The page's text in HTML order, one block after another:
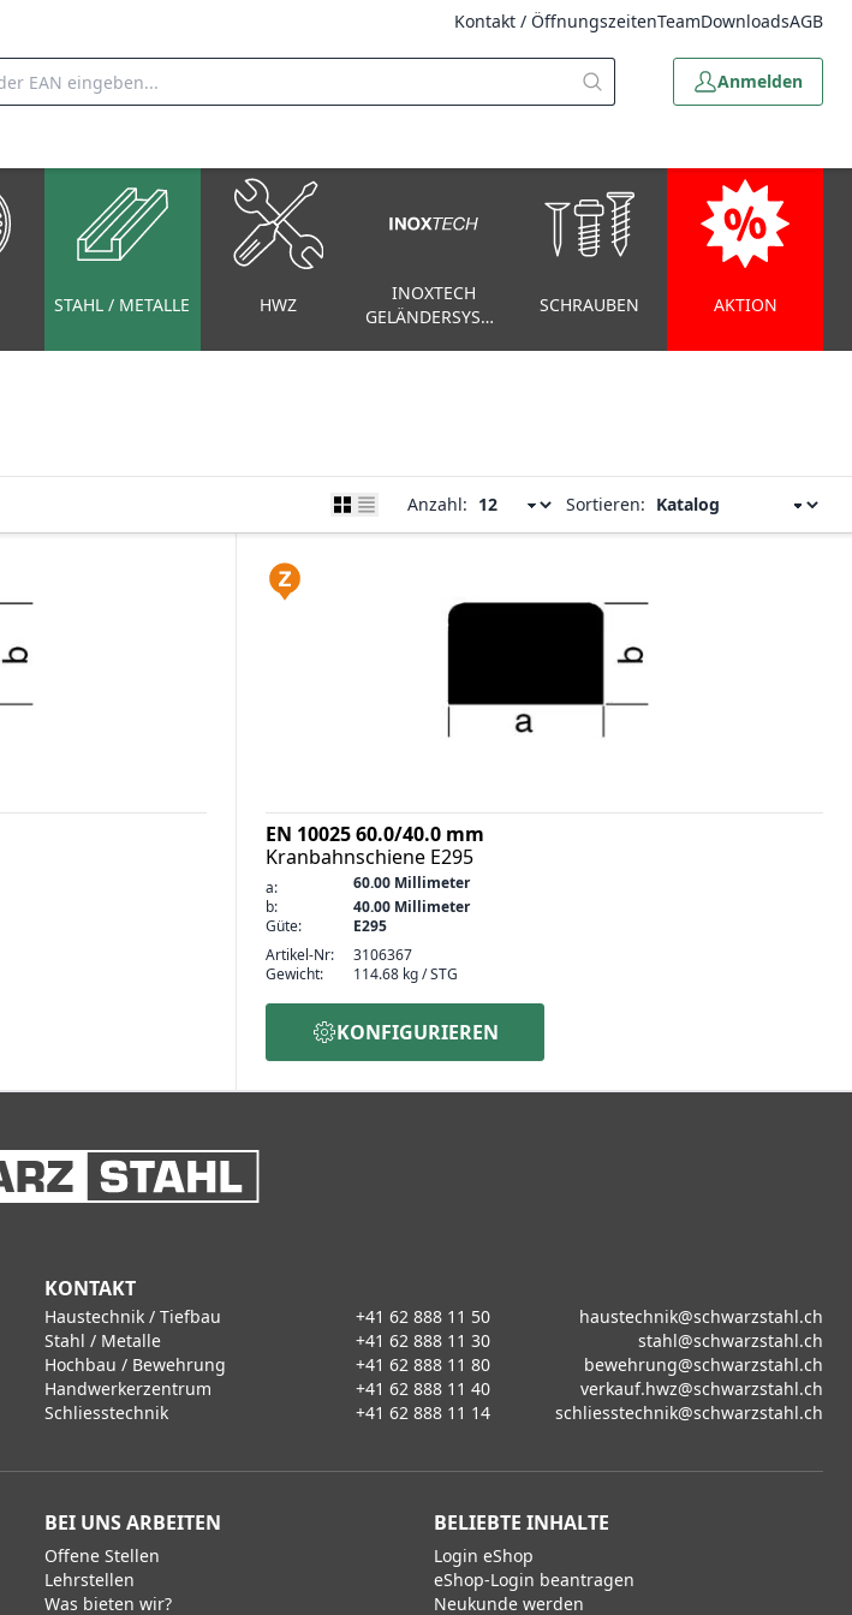
Kontakt / ÖffnungszeitenTeamDownloadsAGB
Anmelden
STAHL / METALLE HWZ
INOXTECH
GELÄNDERSYSTEM
SCHRAUBEN AKTION
Anzahl: Sortieren:
EN 10025 60.0/40.0 mm
Kranbahnschiene E295
a:
60.00 Millimeter
b:
40.00 Millimeter
Güte:
E295
Artikel-Nr:
3106367
Gewicht:
114.68 kg / STG
KONFIGURIEREN
KONTAKT
Haustechnik / Tiefbau +41 62 888 11 50
haustechnik@schwarzstahl.ch
Stahl / Metalle
+41 62 888 11 30
stahl@schwarzstahl.ch
Hochbau / Bewehrung
+41 62 888 11 80
bewehrung@schwarzstahl.ch
Handwerkerzentrum
+41 62 888 11 40
verkauf.hwz@schwarzstahl.ch
Schliesstechnik
+41 62 888 11 14 schliesstechnik@schwarzstahl.ch
BEI UNS ARBEITEN
Offene Stellen
Lehrstellen
Was bieten wir?
BELIEBTE INHALTE
Login eShop
eShop-Login beantragen
Neukunde werden